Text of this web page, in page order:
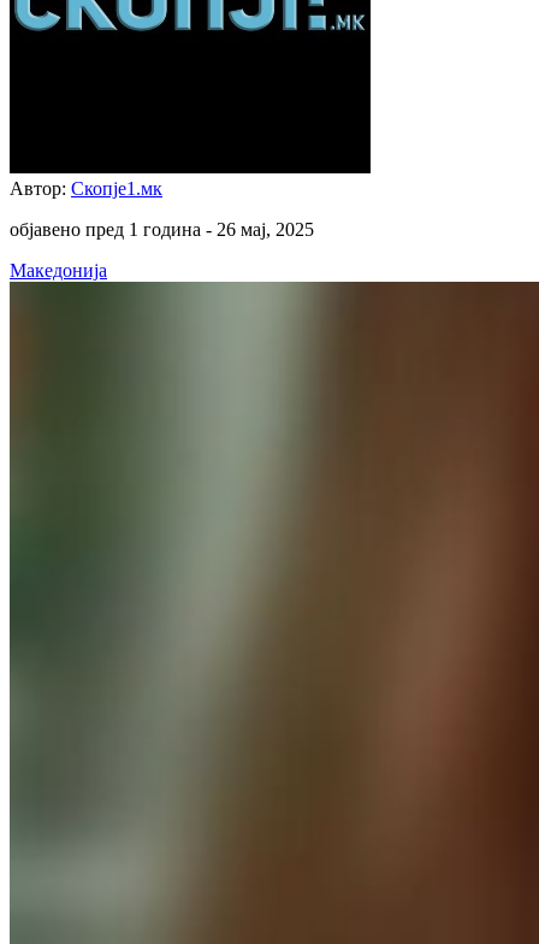
Автор: Скопје1.мк
објавено пред 1 година - 26 мај, 2025
Македонија